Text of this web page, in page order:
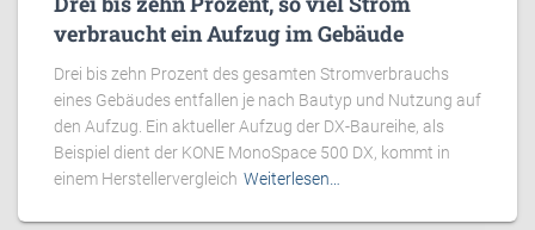
verbraucht ein Aufzug im Gebäude
Drei bis zehn Prozent des gesamten Stromverbrauchs
eines Gebäudes entfallen je nach Bautyp und Nutzung auf
den Aufzug. Ein aktueller Aufzug der DX-Baureihe, als
Beispiel dient der KONE MonoSpace 500 DX, kommt in
einem Herstellervergleich Weiterlesen…